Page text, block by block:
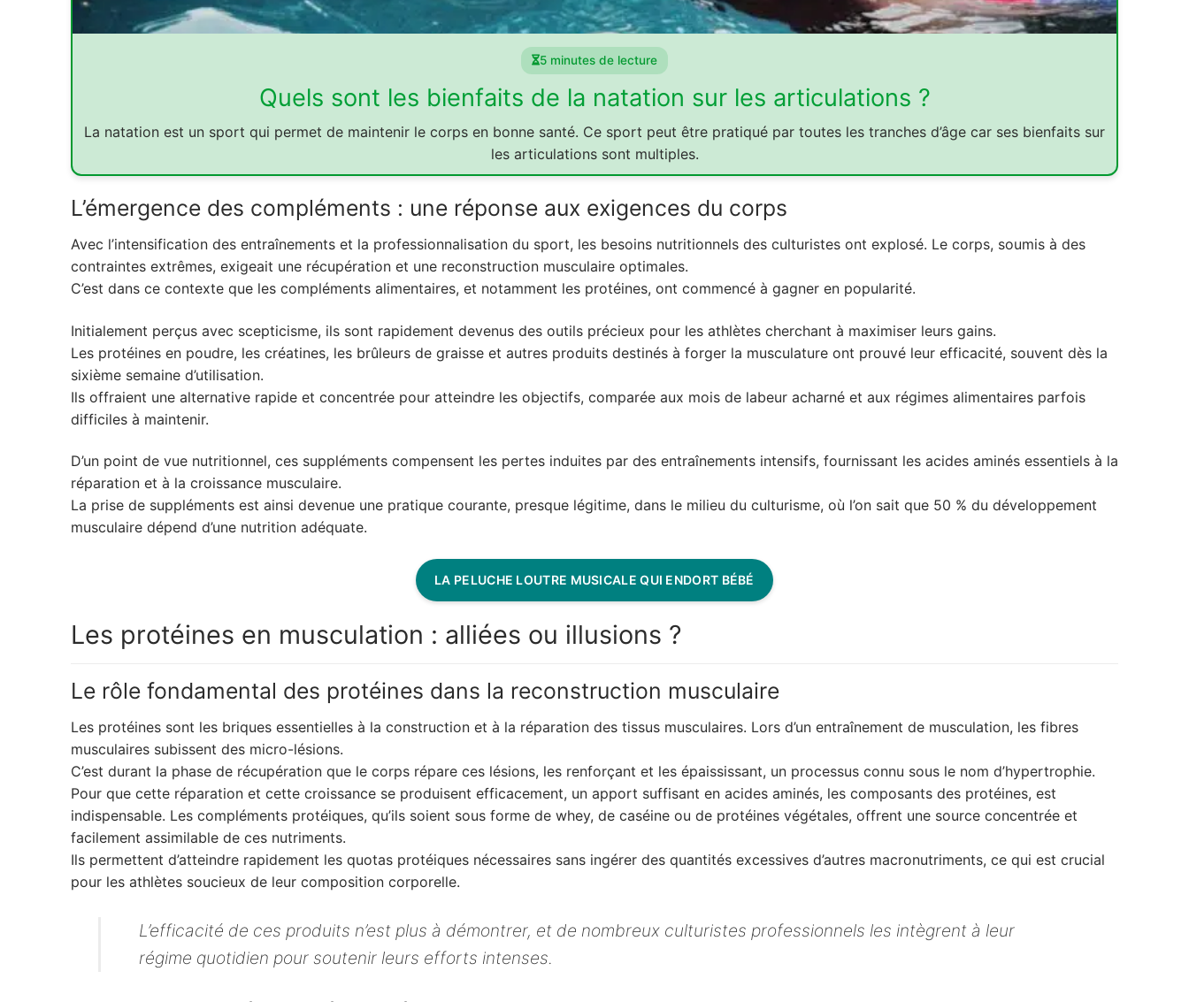
5 minutes de lecture
Quels sont les bienfaits de la natation sur les articulations ?
La natation est un sport qui permet de maintenir le corps en bonne santé. Ce sport peut être pratiqué par toutes les tranches d’âge car ses bienfaits sur
les articulations sont multiples.
L’émergence des compléments : une réponse aux exigences du corps
Avec l’intensification des entraînements et la professionnalisation du sport, les besoins nutritionnels des culturistes ont explosé. Le corps, soumis à des
contraintes extrêmes, exigeait une récupération et une reconstruction musculaire optimales.
C’est dans ce contexte que les compléments alimentaires, et notamment les protéines, ont commencé à gagner en popularité.
Initialement perçus avec scepticisme, ils sont rapidement devenus des outils précieux pour les athlètes cherchant à maximiser leurs gains.
Les protéines en poudre, les créatines, les brûleurs de graisse et autres produits destinés à forger la musculature ont prouvé leur efficacité, souvent dès la
sixième semaine d’utilisation.
Ils offraient une alternative rapide et concentrée pour atteindre les objectifs, comparée aux mois de labeur acharné et aux régimes alimentaires parfois
difficiles à maintenir.
D’un point de vue nutritionnel, ces suppléments compensent les pertes induites par des entraînements intensifs, fournissant les acides aminés essentiels à la
réparation et à la croissance musculaire.
La prise de suppléments est ainsi devenue une pratique courante, presque légitime, dans le milieu du culturisme, où l’on sait que 50 % du développement
musculaire dépend d’une nutrition adéquate.
LA PELUCHE LOUTRE MUSICALE QUI ENDORT BÉBÉ
Les protéines en musculation : alliées ou illusions ?
Le rôle fondamental des protéines dans la reconstruction musculaire
Les protéines sont les briques essentielles à la construction et à la réparation des tissus musculaires. Lors d’un entraînement de musculation, les fibres
musculaires subissent des micro-lésions.
C’est durant la phase de récupération que le corps répare ces lésions, les renforçant et les épaississant, un processus connu sous le nom d’hypertrophie.
Pour que cette réparation et cette croissance se produisent efficacement, un apport suffisant en acides aminés, les composants des protéines, est
indispensable. Les compléments protéiques, qu’ils soient sous forme de whey, de caséine ou de protéines végétales, offrent une source concentrée et
facilement assimilable de ces nutriments.
Ils permettent d’atteindre rapidement les quotas protéiques nécessaires sans ingérer des quantités excessives d’autres macronutriments, ce qui est crucial
pour les athlètes soucieux de leur composition corporelle.
L’efficacité de ces produits n’est plus à démontrer, et de nombreux culturistes professionnels les intègrent à leur
régime quotidien pour soutenir leurs efforts intenses.